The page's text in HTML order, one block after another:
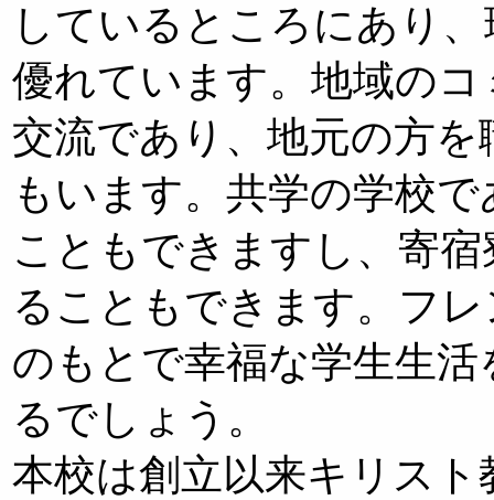
しているところにあり
優れています。地域の
交流であり、地元の方
もいます。共学の学校
こともできますし、寄
ることもできます。フ
のもとで幸福な学生生
るでしょう。
本校は創立以来キリス